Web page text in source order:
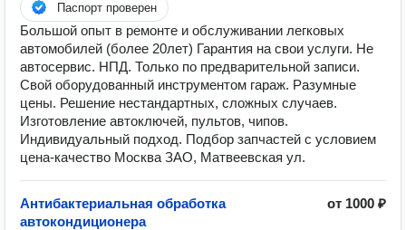
Паспорт проверен
Большой опыт в ремонте и обслуживании легковых
автомобилей (более 20лет) Гарантия на свои услуги. Не
автосервис. НПД. Только по предварительной записи.
Свой оборудованный инструментом гараж. Разумные
цены. Решение нестандартных, сложных случаев.
Изготовление автоключей, пультов, чипов.
Индивидуальный подход. Подбор запчастей с условием
цена-качество Москва ЗАО, Матвеевская ул.
Антибактериальная обработка
автокондиционера
от 1000 ₽